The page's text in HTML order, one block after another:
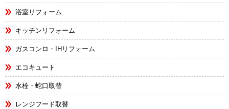
浴室リフォーム
キッチンリフォーム
ガスコンロ・IHリフォーム
エコキュート
水栓・蛇口取替
レンジフード取替